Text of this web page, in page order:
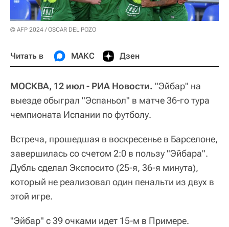
© AFP 2024 / OSCAR DEL POZO
Читать в МАКС Дзен
МОСКВА, 12 июл - РИА Новости. "Эйбар" на
выезде обыграл "Эспаньол" в матче 36-го тура
чемпионата Испании по футболу.
Встреча, прошедшая в воскресенье в Барселоне,
завершилась со счетом 2:0 в пользу "Эйбара".
Дубль сделал Экспосито (25-я, 36-я минута),
который не реализовал один пенальти из двух в
этой игре.
"Эйбар" с 39 очками идет 15-м в Примере.